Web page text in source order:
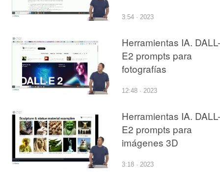
3:54 · 2023
Herramientas IA. DALL-
E2 prompts para
fotografías
12:48 · 2023
Herramientas IA. DALL-
E2 prompts para
imágenes 3D
3:18 · 2023